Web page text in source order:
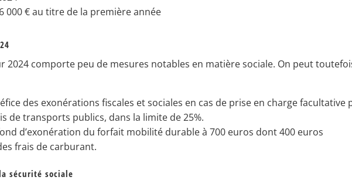
000 € au titre de la première année
2024 comporte peu de mesures notables en matière sociale. On peut
des exonérations fiscales et sociales en cas de prise en charge facultative
de transports publics, dans la limite de 25%.
d’exonération du forfait mobilité durable à 700 euros dont 400 euros
frais de carburant.
sécurité sociale